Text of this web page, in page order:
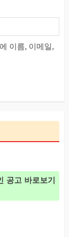
이름, 이메일,
공고 바로보기